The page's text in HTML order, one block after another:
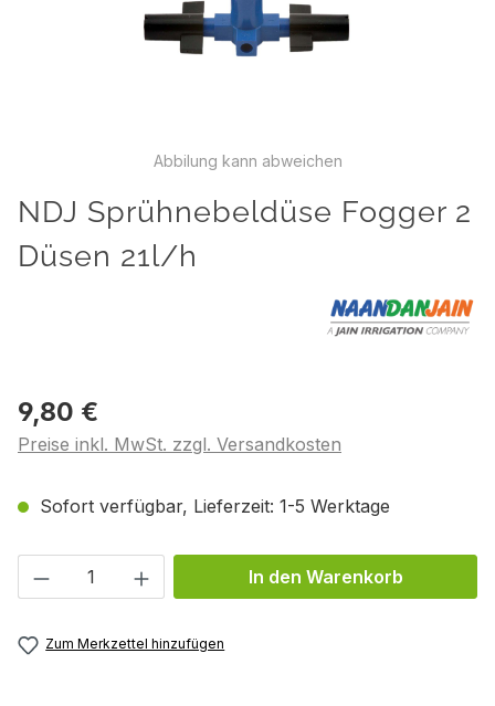
Abbilung kann abweichen
NDJ Sprühnebeldüse Fogger 2
Düsen 21l/h
9,80 €
Preise inkl. MwSt. zzgl. Versandkosten
Sofort verfügbar, Lieferzeit: 1-5 Werktage
Produkt Anzahl: Gib den gewünschten
In den Warenkorb
Zum Merkzettel hinzufügen